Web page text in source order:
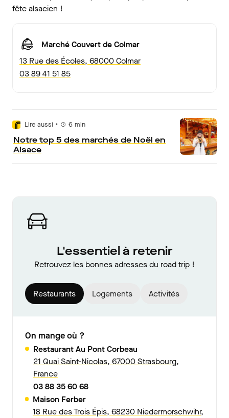
fête alsacien !
Marché Couvert de Colmar
13 Rue des Écoles, 68000 Colmar
03 89 41 51 85
Lire aussi • 6 min
Notre top 5 des marchés de Noël en
Alsace
L'essentiel à retenir
Retrouvez les bonnes adresses du road trip !
Restaurants Logements Activités
On mange où ?
Restaurant Au Pont Corbeau
21 Quai Saint-Nicolas, 67000 Strasbourg,
France
03 88 35 60 68
Maison Ferber
18 Rue des Trois Épis, 68230 Niedermorschwihr,